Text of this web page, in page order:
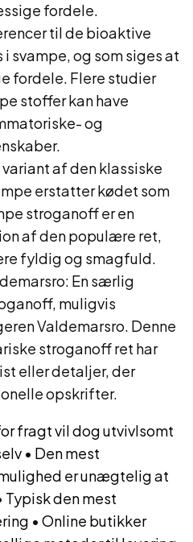
fordele.
til de bioaktive
svampe, og som siges at
fordele. Flere studier
stoffer kan have
og
af den klassiske
erstatter kødet som
stroganoff er en
af den populære ret,
fyldig og smagfuld.
En særlig
muligvis
Valdemarsro. Denne
stroganoff ret har
eller detaljer, der
opskrifter.
fragt vil dog utvivlsomt
• Den mest
er unægtelig at
Typisk den mest
• Online butikker